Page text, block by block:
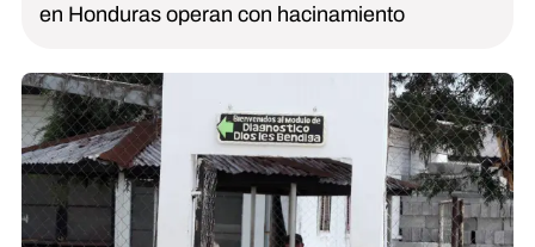
en Honduras operan con hacinamiento